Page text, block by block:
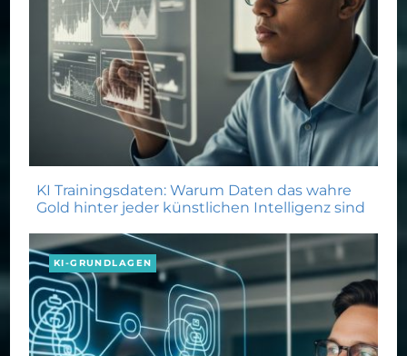
KI Trainingsdaten: Warum Daten das wahre
Gold hinter jeder künstlichen Intelligenz sind
KI-GRUNDLAGEN